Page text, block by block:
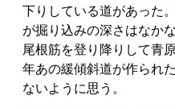
下りしている道があった
が掘り込みの深さはなか
尾根筋を登り降りして青
年あの緩傾斜道が作られ
ないように思う。